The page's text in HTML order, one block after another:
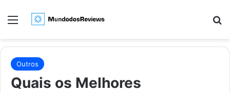
Menu
Outros
Quais os Melhores